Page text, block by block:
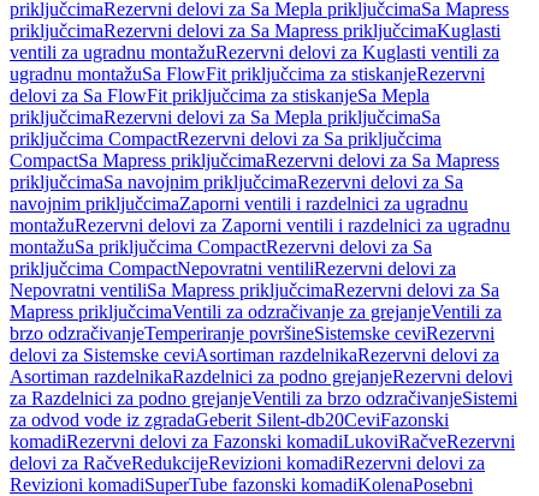
priključcimaRezervni delovi za Sa Mepla priključcimaSa Mapress
priključcimaRezervni delovi za Sa Mapress priključcimaKuglasti
ventili za ugradnu montažuRezervni delovi za Kuglasti ventili za
ugradnu montažuSa FlowFit priključcima za stiskanjeRezervni
delovi za Sa FlowFit priključcima za stiskanjeSa Mepla
priključcimaRezervni delovi za Sa Mepla priključcimaSa
priključcima CompactRezervni delovi za Sa priključcima
CompactSa Mapress priključcimaRezervni delovi za Sa Mapress
priključcimaSa navojnim priključcimaRezervni delovi za Sa
navojnim priključcimaZaporni ventili i razdelnici za ugradnu
montažuRezervni delovi za Zaporni ventili i razdelnici za ugradnu
montažuSa priključcima CompactRezervni delovi za Sa
priključcima CompactNepovratni ventiliRezervni delovi za
Nepovratni ventiliSa Mapress priključcimaRezervni delovi za Sa
Mapress priključcimaVentili za odzračivanje za grejanjeVentili za
brzo odzračivanjeTemperiranje površineSistemske ceviRezervni
delovi za Sistemske ceviAsortiman razdelnikaRezervni delovi za
Asortiman razdelnikaRazdelnici za podno grejanjeRezervni delovi
za Razdelnici za podno grejanjeVentili za brzo odzračivanjeSistemi
za odvod vode iz zgradaGeberit Silent-db20CeviFazonski
komadiRezervni delovi za Fazonski komadiLukoviRačveRezervni
delovi za RačveRedukcijeRevizioni komadiRezervni delovi za
Revizioni komadiSuperTube fazonski komadiKolenaPosebni